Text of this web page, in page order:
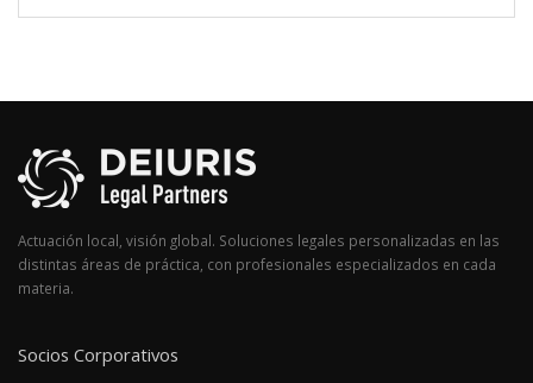
Actuación local, visión global. Soluciones legales personalizadas en las
distintas áreas de práctica, con profesionales especializados en cada
materia.
Socios Corporativos